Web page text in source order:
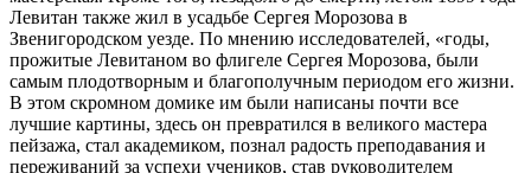
Левитан также жил в усадьбе Сергея Морозова в
Звенигородском уезде. По мнению исследователей, «годы,
прожитые Левитаном во флигеле Сергея Морозова, были
самым плодотворным и благополучным периодом его жизни.
В этом скромном домике им были написаны почти все
лучшие картины, здесь он превратился в великого мастера
пейзажа, стал академиком, познал радость преподавания и
переживаний за успехи учеников, став руководителем